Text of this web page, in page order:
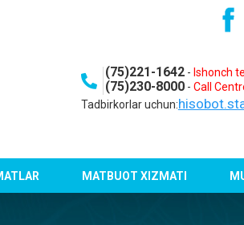
(75)221-1642- Ishonch
(75)230-8000- Call
Tadbirkorlar uchun:
MATBUOT XIZMATI